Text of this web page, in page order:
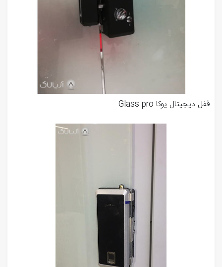
قفل دیجیتال یوکا Glass pro